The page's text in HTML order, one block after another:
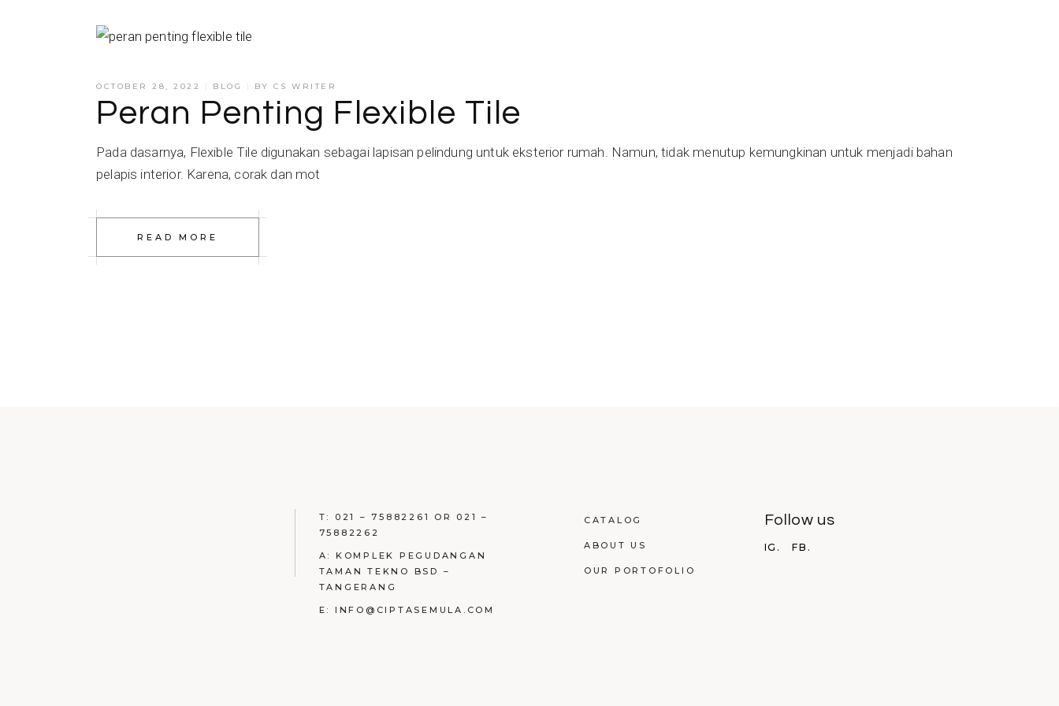
OCTOBER 28, 2022 BLOG BY CS WRITER
Peran Penting Flexible Tile
Pada dasarnya, Flexible Tile digunakan sebagai lapisan pelindung untuk eksterior rumah. Namun, tidak menutup kemungkinan untuk menjadi bahan
pelapis interior. Karena, corak dan mot
READ MORE
T: 021 – 75882261 OR 021 –
75882262
A: KOMPLEK PEGUDANGAN
TAMAN TEKNO BSD –
TANGERANG
E: INFO@CIPTASEMULA.COM
CATALOG
ABOUT US
OUR PORTOFOLIO
Follow us
IG. FB.